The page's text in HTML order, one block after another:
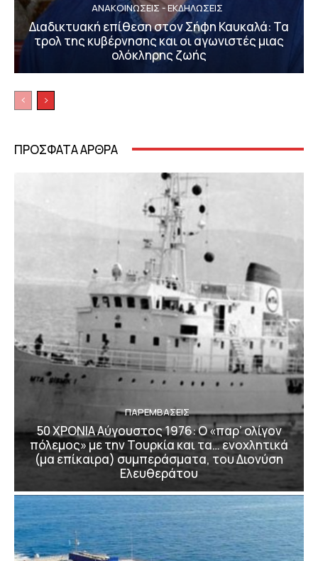
ΑΝΑΚΟΙΝΩΣΕΙΣ - ΕΚΔΗΛΩΣΕΙΣ
Διαδικτυακή επίθεση στον Σήφη Καυκαλά: Τα
τρολ της κυβέρνησης και οι αγωνιστές μιας
ολόκληρης ζωής
ΠΡΟΣΦΑΤΑ ΑΡΘΡΑ
ΠΑΡΕΜΒΑΣΕΙΣ
50 ΧΡΟΝΙΑ Αύγουστος 1976: Ο «παρ’ ολίγον
πόλεμος» με την Τουρκία και τα… ενοχλητικά
(μα επίκαιρα) συμπεράσματα, του Διονύση
Ελευθεράτου